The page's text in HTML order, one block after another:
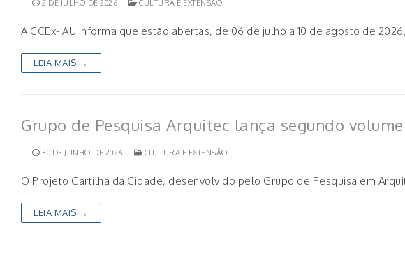
2 DE JULHO DE 2026 CULTURA E EXTENSÃO
A CCEx-IAU informa que estão abertas, de 06 de julho a 10 de agosto de
LEIA MAIS →
Grupo de Pesquisa Arquitec lança segundo
30 DE JUNHO DE 2026 CULTURA E EXTENSÃO
O Projeto Cartilha da Cidade, desenvolvido pelo Grupo de Pesquisa em
LEIA MAIS →